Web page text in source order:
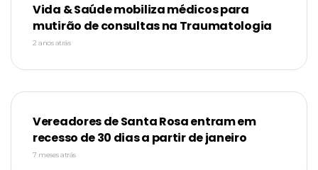
Vida & Saúde mobiliza médicos para
mutirão de consultas na Traumatologia
2 anos atrás
Vereadores de Santa Rosa entram em
recesso de 30 dias a partir de janeiro
7 meses atrás